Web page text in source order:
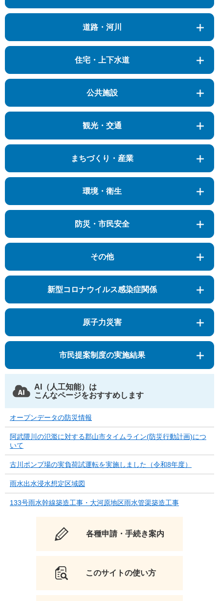
道路・河川
住宅・上下水道
公共施設
観光・交通
まちづくり・産業
環境・衛生
防災・市民安全
その他
新型コロナウイルス感染症関係
原子力災害
市民提案制度の実施結果
AI（人工知能）は
こんなページをおすすめします
オープンデータの防災情報
阿武隈川の氾濫に対する郡山市タイムライン(防災行動計画)につ
いて
古川ポンプ場の実負荷試運転を実施しました（令和8年度）
雨水出水浸水想定区域図
133号雨水幹線築造工事・大河原地区雨水管渠築造工事
各種申請・手続き案内
このサイトの使い方